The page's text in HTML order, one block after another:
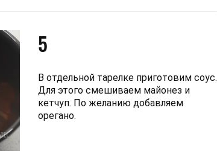
5
В отдельной тарелке приготовим соус.
Для этого смешиваем майонез и
кетчуп. По желанию добавляем
орегано.